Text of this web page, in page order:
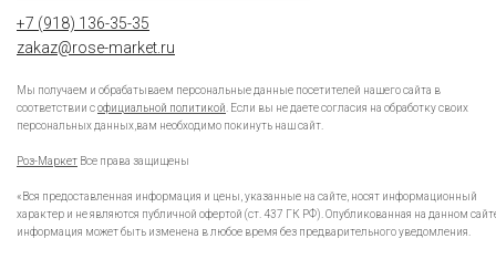
+7 (918) 136-35-35
zakaz@rose-market.ru
Мы получаем и обрабатываем персональные данные посетителей нашего сайта в
соответствии софициальной политикой . Если вы не даете согласия на обработку своих
персональных данных,вам необходимо покинуть наш сайт.
Роз-Маркет Все права защищены
«Вся предоставленная информация и цены, указанные на сайте, носят информационный
характер и не являются публичной офертой (ст. 437 ГК РФ). Опубликованная на данном
информация может быть изменена в любое время без предварительного уведомления.